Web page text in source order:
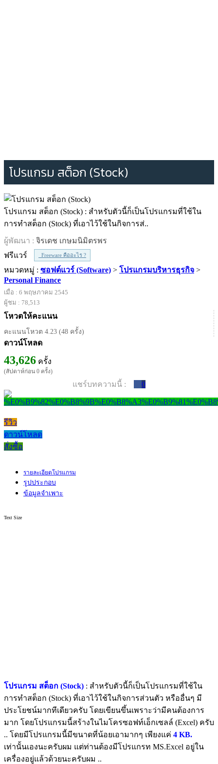
โปรแกรม สต็อก (Stock)
โปรแกรม สต็อก (Stock) : สำหรับตัวนี้ก็เป็นโปรแกรมที่ใช้ใน
การทำสต็อก (Stock) ที่เอาไว้ใช้ในกิจการส่..
ผู้พัฒนา : จิรเดช เกษมนิมิตรพร
ฟรีแวร์
Freeware คืออะไร ?
หมวดหมู่ : ซอฟต์แวร์ (Software) > โปรแกรมบริหารธุรกิจ >
Personal Finance
เมื่อ : 6 พฤษภาคม 2545
ผู้ชม : 78,513
โหวตให้คะแนน
คะแนนโหวต 4.23 (48 ครั้ง)
ดาวน์โหลด
43,626 ครั้ง
(สัปดาห์ก่อน 0 ครั้ง)
แชร์บทความนี้ : 0
รีวิว
ดาวน์โหลด
สั่งซื้อ
รายละเอียดโปรแกรม
รูปประกอบ
ข้อมูลจำเพาะ
Text Size
โปรแกรม สต็อก (Stock) : สำหรับตัวนี้ก็เป็นโปรแกรมที่ใช้ใน
การทำสต็อก (Stock) ที่เอาไว้ใช้ในกิจการส่วนตัว หรืออื่นๆ มี
ประโยชน์มากทีเดียวครับ โดยเขียนขึ้นเพราะว่ามีคนต้องการ
มาก โดยโปรแกรมนี้สร้างในไมโครซอฟท์เอ็กเซลล์ (Excel) ครับ
.. โดยมีโปรแกรมนี้มีขนาดที่น้อยเอามากๆ เพียงแค่ 4 KB.
เท่านั้นเองนะครับผม แต่ท่านต้องมีโปรแกรท MS.Excel อยู่ใน
เครื่องอยู่แล้วด้วยนะครับผม ..